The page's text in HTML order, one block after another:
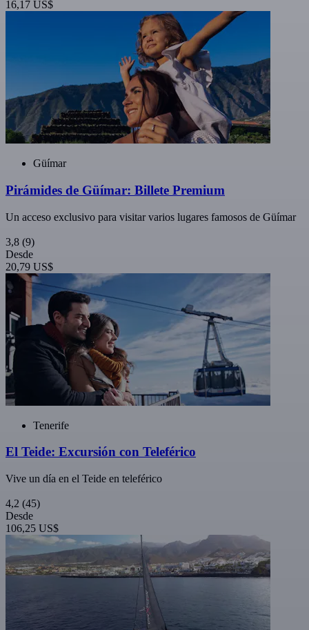
16,17 US$
Güímar
Pirámides de Güímar: Billete Premium
Un acceso exclusivo para visitar varios lugares famosos de Güímar
3,8 (9)
Desde
20,79 US$
Tenerife
El Teide: Excursión con Teleférico
Vive un día en el Teide en teleférico
4,2 (45)
Desde
106,25 US$